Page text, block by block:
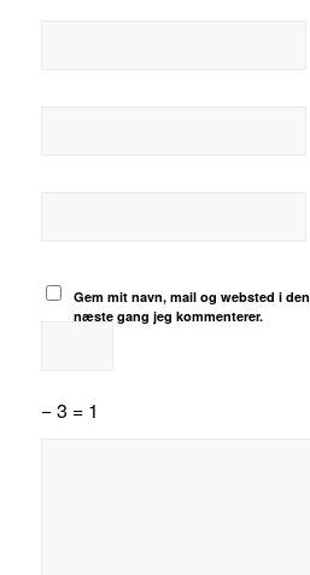
Gem mit navn, mail og websted i
næste gang jeg kommenterer.
− 3 = 1